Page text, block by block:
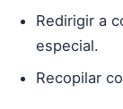
Redirigir a
especial.
Recopilar